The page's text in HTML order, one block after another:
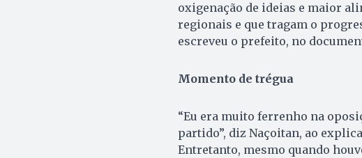
oxigenação de ideias e maior
regionais e que tragam o
escreveu o prefeito, no
Momento de trégua
“Eu era muito ferrenho na
partido”, diz Naçoitan, ao
Entretanto, mesmo quando